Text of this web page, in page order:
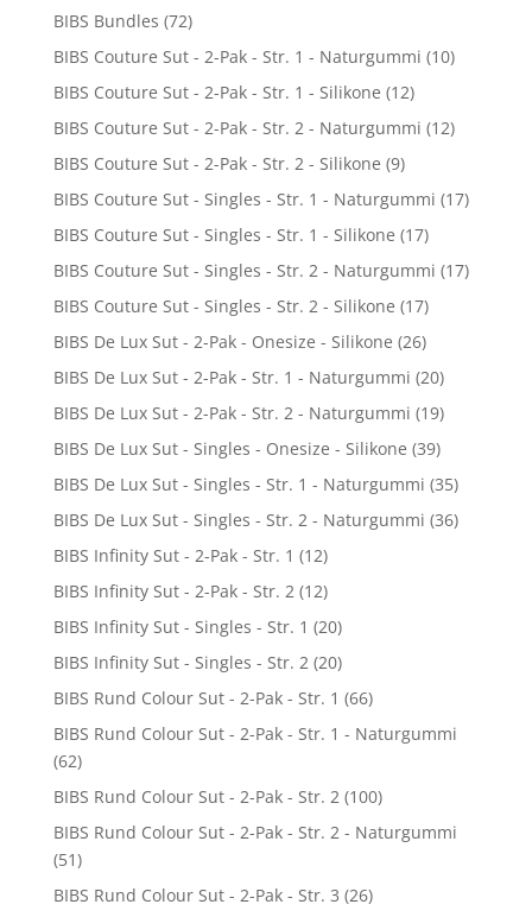
BIBS Bundles (72)
BIBS Couture Sut - 2-Pak - Str. 1 - Naturgummi (10)
BIBS Couture Sut - 2-Pak - Str. 1 - Silikone (12)
BIBS Couture Sut - 2-Pak - Str. 2 - Naturgummi (12)
BIBS Couture Sut - 2-Pak - Str. 2 - Silikone (9)
BIBS Couture Sut - Singles - Str. 1 - Naturgummi (17)
BIBS Couture Sut - Singles - Str. 1 - Silikone (17)
BIBS Couture Sut - Singles - Str. 2 - Naturgummi (17)
BIBS Couture Sut - Singles - Str. 2 - Silikone (17)
BIBS De Lux Sut - 2-Pak - Onesize - Silikone (26)
BIBS De Lux Sut - 2-Pak - Str. 1 - Naturgummi (20)
BIBS De Lux Sut - 2-Pak - Str. 2 - Naturgummi (19)
BIBS De Lux Sut - Singles - Onesize - Silikone (39)
BIBS De Lux Sut - Singles - Str. 1 - Naturgummi (35)
BIBS De Lux Sut - Singles - Str. 2 - Naturgummi (36)
BIBS Infinity Sut - 2-Pak - Str. 1 (12)
BIBS Infinity Sut - 2-Pak - Str. 2 (12)
BIBS Infinity Sut - Singles - Str. 1 (20)
BIBS Infinity Sut - Singles - Str. 2 (20)
BIBS Rund Colour Sut - 2-Pak - Str. 1 (66)
BIBS Rund Colour Sut - 2-Pak - Str. 1 - Naturgummi
(62)
BIBS Rund Colour Sut - 2-Pak - Str. 2 (100)
BIBS Rund Colour Sut - 2-Pak - Str. 2 - Naturgummi
(51)
BIBS Rund Colour Sut - 2-Pak - Str. 3 (26)